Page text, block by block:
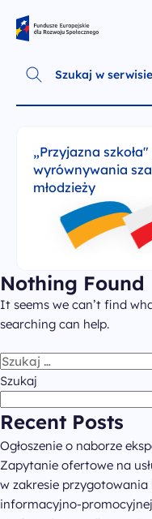
Fundusze Europejskie
Szukaj w serwisie
„Przyjazna
wyrównywania
młodzieży
O programie
Wiadomości
Archiwum PO WER
Kontakt
Nothing Found
It seems we can’t find
searching can help.
Szukaj:
Szukaj
Recent Posts
Ogłoszenie o naborze
Zapytanie ofertowe na
w zakresie
informacyjno-promocyjnej